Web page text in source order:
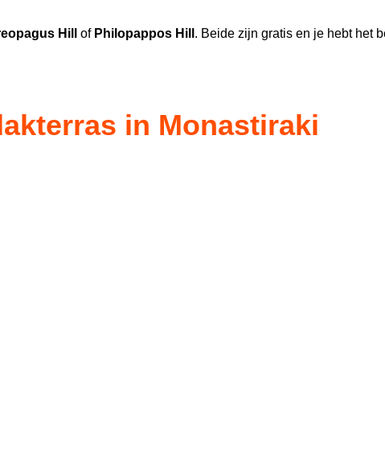
Hill of Philopappos Hill . Beide zijn gratis en je hebt het
in Monastiraki